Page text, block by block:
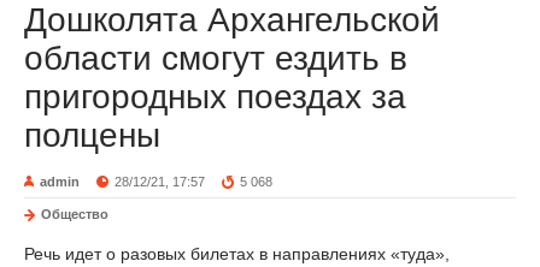
Дошколята Архангельской
области смогут ездить в
пригородных поездах за
полцены
admin 28/12/21, 17:57 5 068
Общество
Речь идет о разовых билетах в направлениях «туда»,